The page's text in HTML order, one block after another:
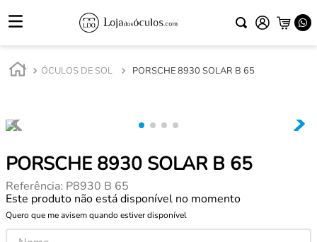
ÓCULOS DE SOL PORSCHE 8930 SOLAR B 65
PORSCHE 8930 SOLAR B 65
Referência: P8930 B 65
Este produto não está disponível no momento
Quero que me avisem quando estiver disponível